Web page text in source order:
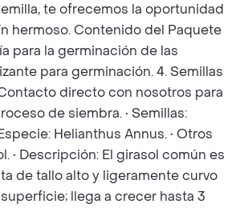
te ofrecemos la oportunidad
hermoso. Contenido del Paquete
para la germinación de las
para germinación. 4. Semillas
directo con nosotros para
de siembra. • Semillas:
Helianthus Annus. • Otros
• Descripción: El girasol común es
de tallo alto y ligeramente curvo
llega a crecer hasta 3